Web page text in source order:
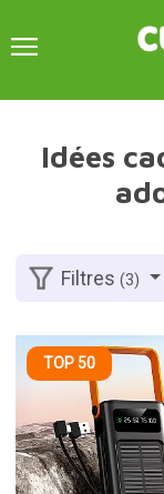
Idées
Filtres(3)
TOP 50